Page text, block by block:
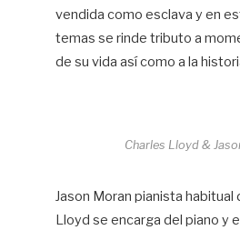
vendida como esclava y en
temas se rinde tributo a
de su vida así como a la
Charles Lloyd &
Jason Moran pianista
Lloyd se encarga del piano y